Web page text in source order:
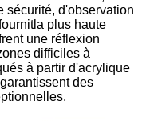
sécurité, d'observation
la plus haute
une réflexion
difficiles à
à partir d'acrylique
des